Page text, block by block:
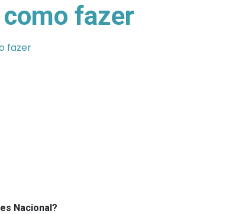
fazer
fazer
Nacional?